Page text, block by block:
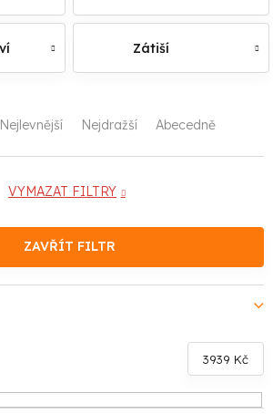
Zátiší
Nejlevnější Nejdražší Abecedně
VYMAZAT FILTRY
ZAVŘÍT FILTR
3939 Kč